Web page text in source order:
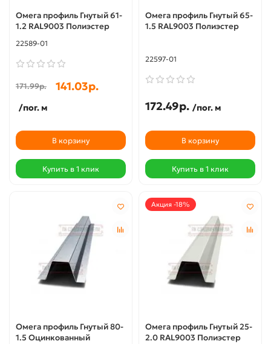
Омега профиль Гнутый 61-
1.2 RAL9003 Полиэстер
22589-01
171.99р. 141.03р.
/пог. м
В корзину
Купить в 1 клик
Омега профиль Гнутый 65-
1.5 RAL9003 Полиэстер
22597-01
172.49р. /пог. м
В корзину
Купить в 1 клик
Омега профиль Гнутый 80-
1.5 Оцинкованный
Акция -18%
Омега профиль Гнутый 25-
2.0 RAL9003 Полиэстер